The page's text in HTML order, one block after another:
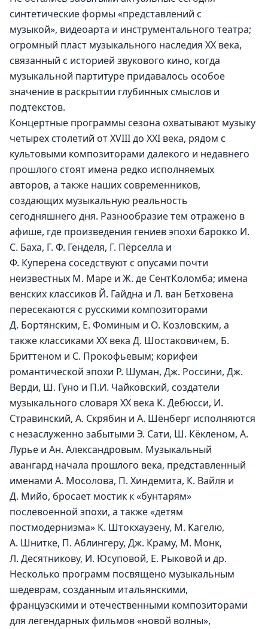
синтетические формы «представлений с
музыкой», видеоарта и инструментального театра;
огромный пласт музыкального наследия XX века,
связанный с историей звукового кино, когда
музыкальной партитуре придавалось особое
значение в раскрытии глубинных смыслов и
подтекстов.
Концертные программы сезона охватывают музыку
четырех столетий от XVIII до XXI века, рядом с
культовыми композиторами далекого и недавнего
прошлого стоят имена редко исполняемых
авторов, а также наших современников,
создающих музыкальную реальность
сегодняшнего дня. Разнообразие тем отражено в
афише, где произведения гениев эпохи барокко И.
С. Баха, Г. Ф. Генделя, Г. Пёрселла и
Ф. Куперена соседствуют с опусами почти
неизвестных М. Маре и Ж. де СентКоломба; имена
венских классиков Й. Гайдна и Л. ван Бетховена
пересекаются с русскими композиторами
Д. Бортянским, Е. Фоминым и О. Козловским, а
также классиками XX века Д. Шостаковичем, Б.
Бриттеном и С. Прокофьевым; корифеи
романтической эпохи Р. Шуман, Дж. Россини, Дж.
Верди, Ш. Гуно и П.И. Чайковский, создатели
музыкального словаря XX века К. Дебюсси, И.
Стравинский, А. Скрябин и А. Шёнберг исполняются
с незаслуженно забытыми Э. Сати, Ш. Кёкленом, А.
Лурье и Ан. Александровым. Музыкальный
авангард начала прошлого века, представленный
именами А. Мосолова, П. Хиндемита, К. Вайля и
Д. Мийо, бросает мостик к «бунтарям»
послевоенной эпохи, а также «детям
постмодернизма» К. Штокхаузену, М. Кагелю,
А. Шнитке, П. Аблингеру, Дж. Краму, М. Монк,
Л. Десятникову, И. Юсуповой, Е. Рыковой и др.
Несколько программ посвящено музыкальным
шедеврам, созданным итальянскими,
французскими и отечественными композиторами
для легендарных фильмов «новой волны»,